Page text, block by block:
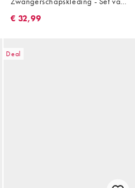
2 borstvoedings bh's in wit en
€ 32,99
Deal